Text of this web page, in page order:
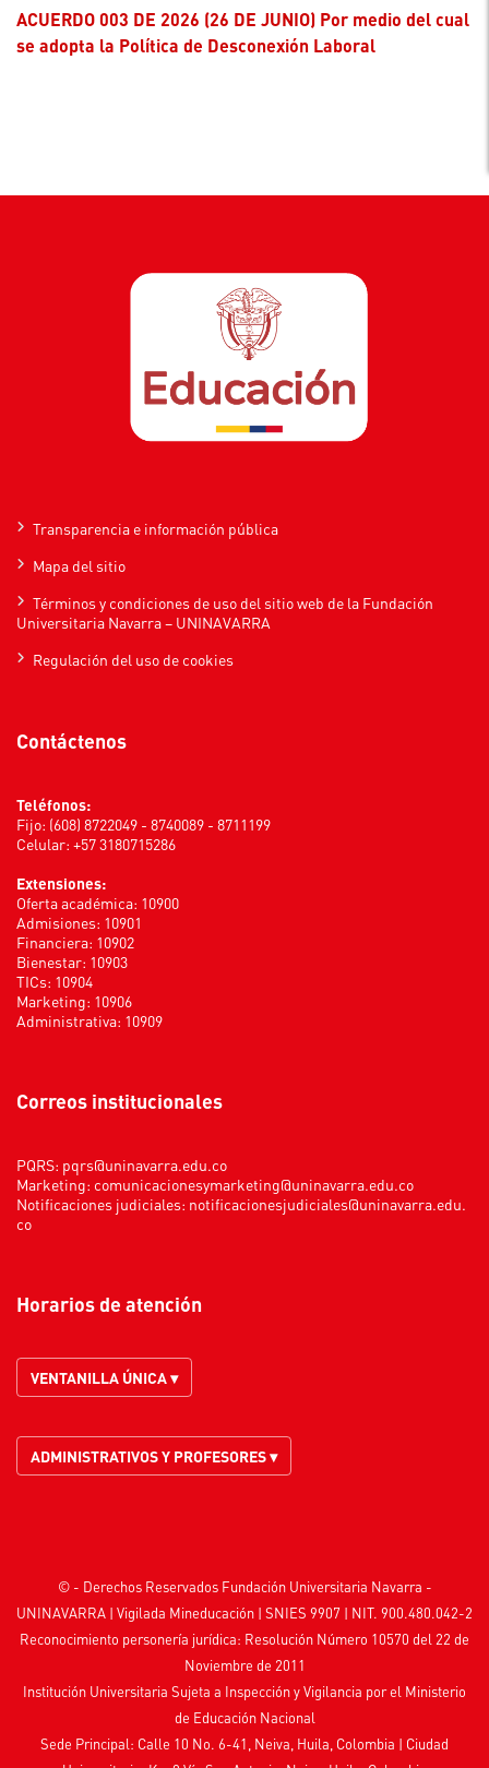
ACUERDO 003 DE 2026 (26 DE JUNIO) Por medio del cual
se adopta la Política de Desconexión Laboral
Transparencia e información pública
Mapa del sitio
Términos y condiciones de uso del sitio web de la Fundación
Universitaria Navarra – UNINAVARRA
Regulación del uso de cookies
Contáctenos
Teléfonos:
Fijo: (608) 8722049 - 8740089 - 8711199
Celular: +57 3180715286
Extensiones:
Oferta académica: 10900
Admisiones: 10901
Financiera: 10902
Bienestar: 10903
TICs: 10904
Marketing: 10906
Administrativa: 10909
Correos institucionales
PQRS: pqrs@uninavarra.edu.co
Marketing: comunicacionesymarketing@uninavarra.edu.co
Notificaciones judiciales: notificacionesjudiciales@uninavarra.edu.
co
Horarios de atención
VENTANILLA ÚNICA ▾
ADMINISTRATIVOS Y PROFESORES ▾
© - Derechos Reservados Fundación Universitaria Navarra -
UNINAVARRA | Vigilada Mineducación | SNIES 9907 | NIT. 900.480.042-2
Reconocimiento personería jurídica: Resolución Número 10570 del 22 de
Noviembre de 2011
Institución Universitaria Sujeta a Inspección y Vigilancia por el Ministerio
de Educación Nacional
Sede Principal: Calle 10 No. 6-41, Neiva, Huila, Colombia | Ciudad